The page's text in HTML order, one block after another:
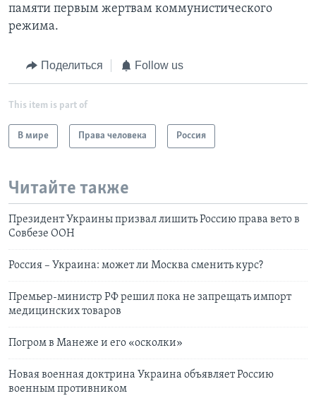
памяти первым жертвам коммунистического
режима.
Поделиться Follow us
This item is part of
В мире Права человека Россия
Читайте также
Президент Украины призвал лишить Россию права вето в
Совбезе ООН
Россия – Украина: может ли Москва сменить курс?
Премьер-министр РФ решил пока не запрещать импорт
медицинских товаров
Погром в Манеже и его «осколки»
Новая военная доктрина Украина объявляет Россию
военным противником